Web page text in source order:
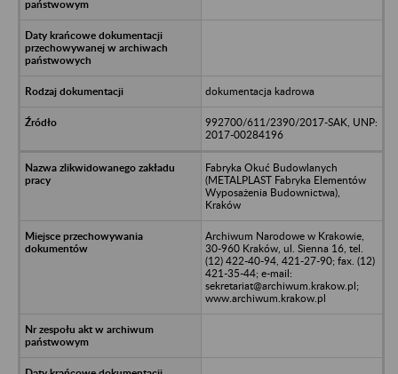
dokumentacja kadrowa
992700/611/2390/2017-SAK, UNP:
2017-00284196
Fabryka Okuć Budowlanych
(METALPLAST Fabryka Elementów
Wyposażenia Budownictwa),
Kraków
Archiwum Narodowe w Krakowie,
30-960 Kraków, ul. Sienna 16, tel.
(12) 422-40-94, 421-27-90; fax. (12)
421-35-44; e-mail:
sekretariat@archiwum.krakow.pl;
www.archiwum.krakow.pl